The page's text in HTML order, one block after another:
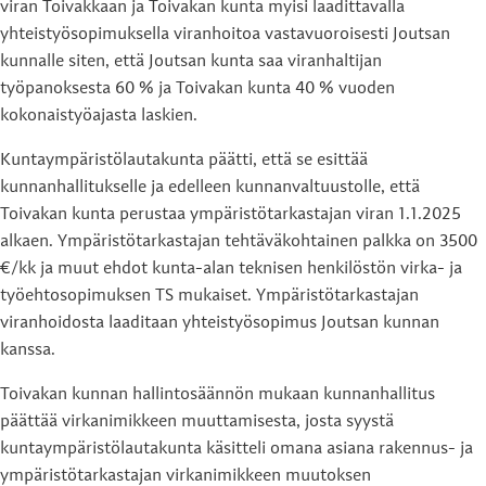
viran Toivakkaan ja Toivakan kunta myisi laadittavalla
yhteistyösopimuksella viranhoitoa vastavuoroisesti Joutsan
kunnalle siten, että Joutsan kunta saa viranhaltijan
työpanoksesta 60 % ja Toivakan kunta 40 % vuoden
kokonaistyöajasta laskien.
Kuntaympäristölautakunta päätti, että se esittää
kunnanhallitukselle ja edelleen kunnanvaltuustolle, että
Toivakan kunta perustaa ympäristötarkastajan viran 1.1.2025
alkaen. Ympäristötarkastajan tehtäväkohtainen palkka on 3500
€/kk ja muut ehdot kunta-alan teknisen henkilöstön virka- ja
työehtosopimuksen TS mukaiset. Ympäristötarkastajan
viranhoidosta laaditaan yhteistyösopimus Joutsan kunnan
kanssa.
Toivakan kunnan hallintosäännön mukaan kunnanhallitus
päättää virkanimikkeen muuttamisesta, josta syystä
kuntaympäristölautakunta käsitteli omana asiana rakennus- ja
ympäristötarkastajan virkanimikkeen muutoksen